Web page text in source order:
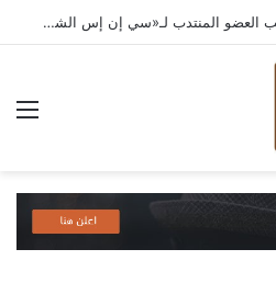
مارك فيلينتورف يتولى منصب العضو المنتدب لـ«سي إن إس الشرق الأوسط» ويشرف على شركات قطاع التكنولوجيا ضمن مجموعة غباش